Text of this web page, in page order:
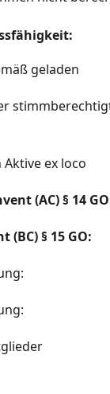
geladen
ex loco
(AC) § 14
(BC) § 15 GO: